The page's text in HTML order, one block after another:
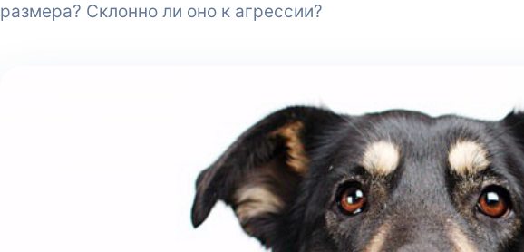
размера? Склонно ли оно к агрессии?